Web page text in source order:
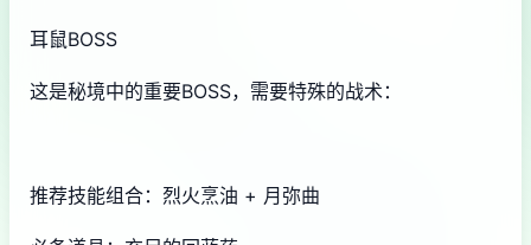
耳鼠BOSS
这是秘境中的重要BOSS，需要特殊的战术：
推荐技能组合：烈火烹油 + 月弥曲